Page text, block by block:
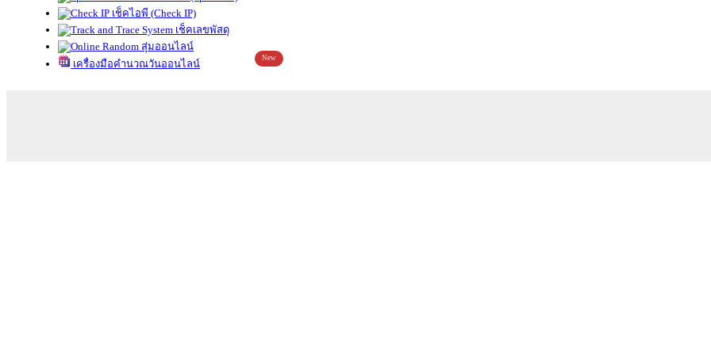
เช็คไอพี (Check IP)
เช็คเลขพัสดุ
สุ่มออนไลน์
เครื่องมือคำนวณวันออนไลน์
New